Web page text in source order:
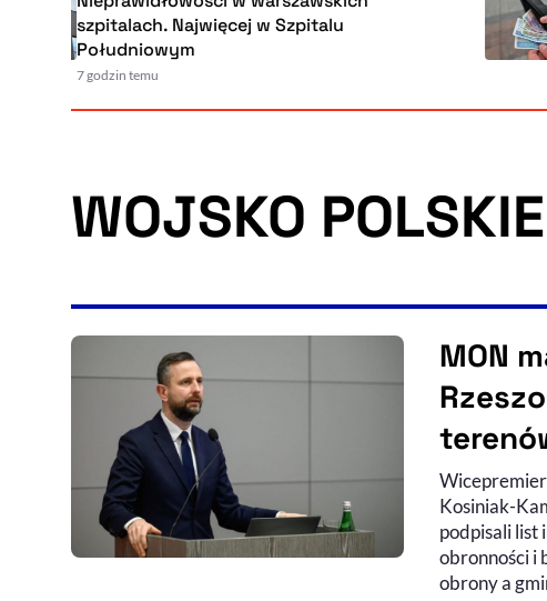
szpitalach. Najwięcej w Szpitalu
Południowym
7 godzin temu
WOJSKO POLSKIE
MON
Kosiniak-
podpisali list
obronności i
obrony a